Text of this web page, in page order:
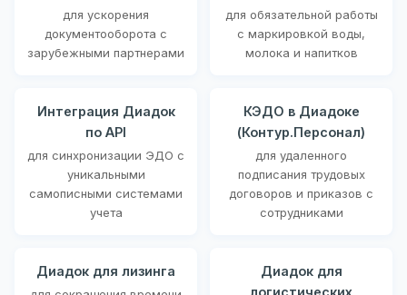
для ускорения
документооборота с
зарубежными партнерами
для обязательной работы
с маркировкой воды,
молока и напитков
Интеграция Диадок
по API
для синхронизации ЭДО с
уникальными
самописными системами
учета
КЭДО в Диадоке
(Контур.Персонал)
для удаленного
подписания трудовых
договоров и приказов с
сотрудниками
Диадок для лизинга
Диадок для
логистических